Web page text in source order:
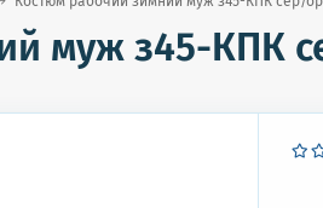
муж з45-КПК